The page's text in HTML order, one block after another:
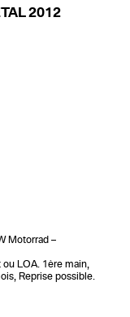
2012
Motorrad –
ou LOA. 1ère main,
Reprise possible.